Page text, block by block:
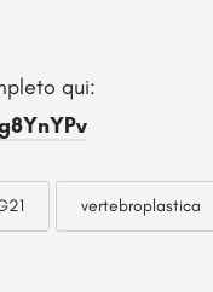
qui:
vertebroplastica